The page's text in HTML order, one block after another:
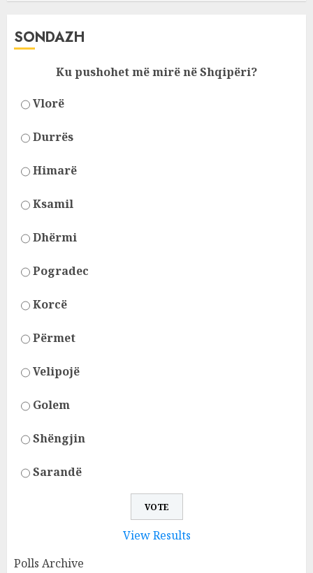
SONDAZH
Ku pushohet më mirë në Shqipëri?
Vlorë
Durrës
Himarë
Ksamil
Dhërmi
Pogradec
Korcë
Përmet
Velipojë
Golem
Shëngjin
Sarandë
View Results
Polls Archive